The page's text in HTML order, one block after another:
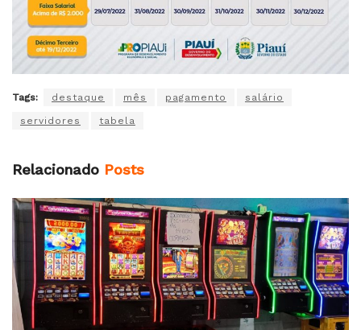
Tags: destaque mês pagamento salário
servidores tabela
Relacionado Posts